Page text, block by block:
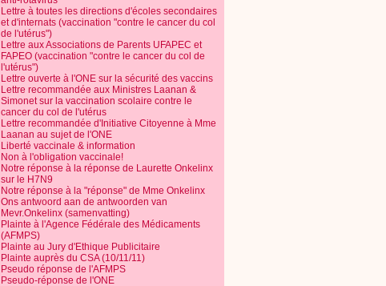
Lettre à toutes les directions d'écoles secondaires
et d'internats (vaccination "contre le cancer du col
de l'utérus")
Lettre aux Associations de Parents UFAPEC et
FAPEO (vaccination "contre le cancer du col de
l'utérus")
Lettre ouverte à l'ONE sur la sécurité des vaccins
Lettre recommandée aux Ministres Laanan &
Simonet sur la vaccination scolaire contre le
cancer du col de l'utérus
Lettre recommandée d'Initiative Citoyenne à Mme
Laanan au sujet de l'ONE
Liberté vaccinale & information
Non à l'obligation vaccinale!
Notre réponse à la réponse de Laurette Onkelinx
sur le H7N9
Notre réponse à la "réponse" de Mme Onkelinx
Ons antwoord aan de antwoorden van
Mevr.Onkelinx (samenvatting)
Plainte à l'Agence Fédérale des Médicaments
(AFMPS)
Plainte au Jury d'Ethique Publicitaire
Plainte auprès du CSA (10/11/11)
Pseudo réponse de l'AFMPS
Pseudo-réponse de l'ONE